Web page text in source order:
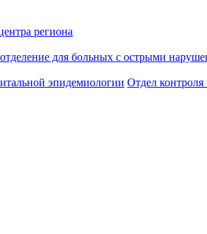
региона
для больных с острыми
эпидемиологии Отдел